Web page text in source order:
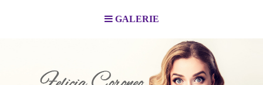
GALERIE